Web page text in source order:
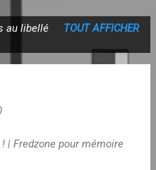
au libellé
TOUT AFFICHER
| Fredzone pour mémoire